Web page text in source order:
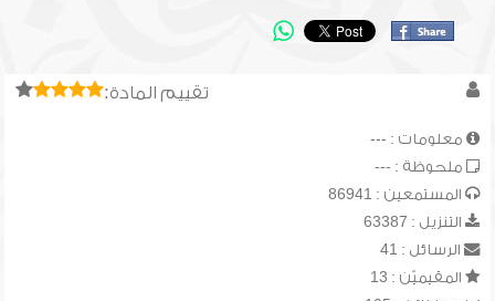
تقييم المادة:
معلومات : ---
ملحوظة : ---
المستمعين : 86941
التنزيل : 63387
الرسائل : 41
المقيميّن : 13